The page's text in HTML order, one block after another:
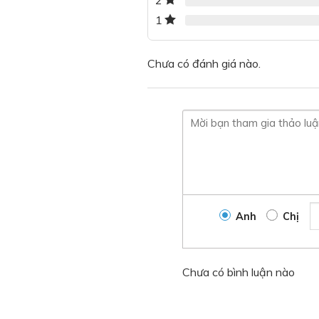
1
Chưa có đánh giá nào.
Anh Chị
Chưa có bình luận nào